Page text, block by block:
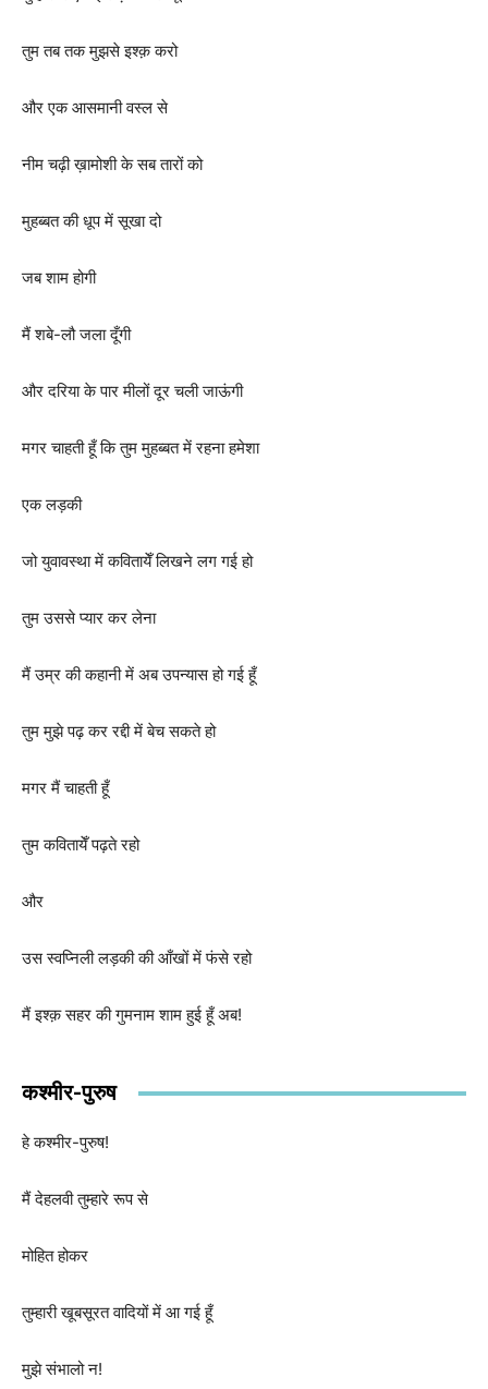
तुम तब तक मुझसे इश्क़ करो
और एक आसमानी वस्ल से
नीम चढ़ी ख़ामोशी के सब तारों को
मुहब्बत की धूप में सूखा दो
जब शाम होगी
मैं शबे-लौ जला दूँगी
और दरिया के पार मीलों दूर चली जाऊंगी
मगर चाहती हूँ कि तुम मुहब्बत में रहना हमेशा
एक लड़की
जो युवावस्था में कवितायेँ लिखने लग गई हो
तुम उससे प्यार कर लेना
मैं उम्र की कहानी में अब उपन्यास हो गई हूँ
तुम मुझे पढ़ कर रद्दी में बेच सकते हो
मगर मैं चाहती हूँ
तुम कवितायेँ पढ़ते रहो
और
उस स्वप्निली लड़की की आँखों में फंसे रहो
मैं इश्क़ सहर की गुमनाम शाम हुई हूँ अब!
कश्मीर-पुरुष
हे कश्मीर-पुरुष!
मैं देहलवी तुम्हारे रूप से
मोहित होकर
तुम्हारी खूबसूरत वादियों में आ गई हूँ
मुझे संभालो न!